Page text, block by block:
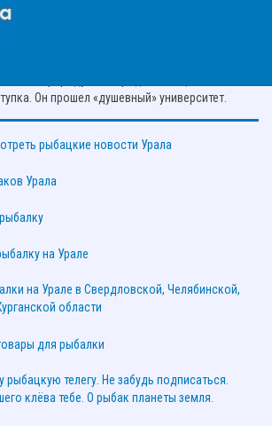
Он прошел «душевный» университет.